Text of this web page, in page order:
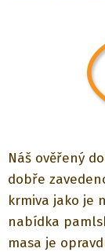
Náš ověřený
dobře
krmiva jako je
nabídka
masa je